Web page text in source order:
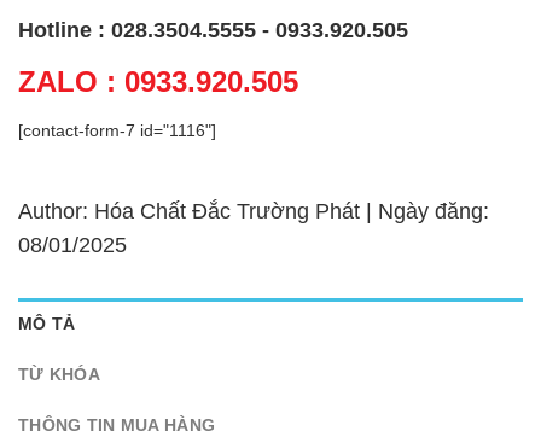
Hotline : 028.3504.5555 - 0933.920.505
ZALO : 0933.920.505
[contact-form-7 id="1116"]
Author: Hóa Chất Đắc Trường Phát | Ngày đăng:
08/01/2025
MÔ TẢ
TỪ KHÓA
THÔNG TIN MUA HÀNG